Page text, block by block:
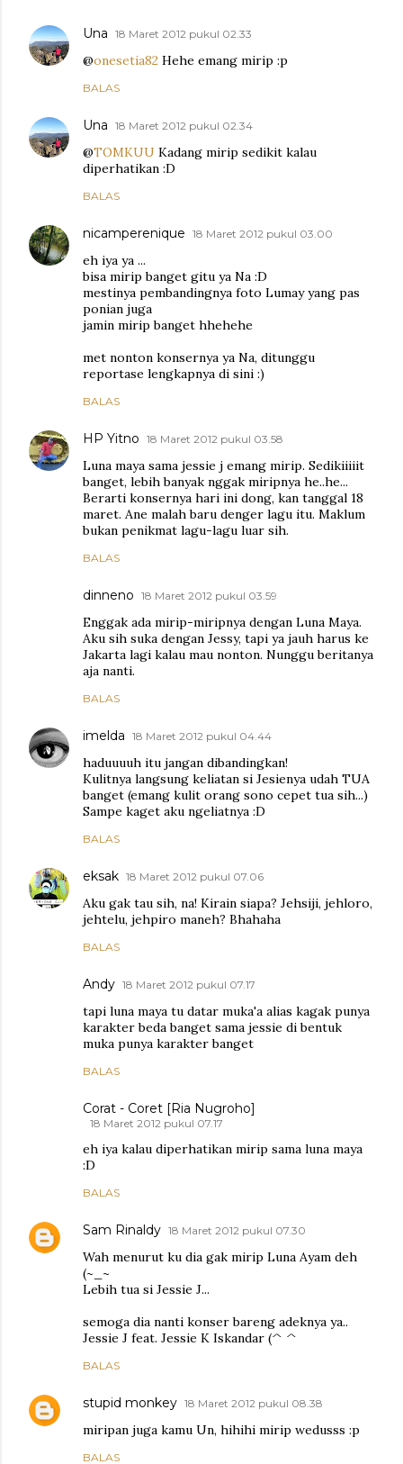
Una 18 Maret 2012 pukul 02.33
@onesetia82 Hehe emang mirip :p
BALAS
Una 18 Maret 2012 pukul 02.34
@TOMKUU Kadang mirip sedikit kalau
diperhatikan :D
BALAS
nicamperenique 18 Maret 2012 pukul 03.00
eh iya ya ...
bisa mirip banget gitu ya Na :D
mestinya pembandingnya foto Lumay yang pas
ponian juga
jamin mirip banget hhehehe
met nonton konsernya ya Na, ditunggu
reportase lengkapnya di sini :)
BALAS
HP Yitno 18 Maret 2012 pukul 03.58
Luna maya sama jessie j emang mirip. Sedikiiiiit
banget, lebih banyak nggak miripnya he..he...
Berarti konsernya hari ini dong, kan tanggal 18
maret. Ane malah baru denger lagu itu. Maklum
bukan penikmat lagu-lagu luar sih.
BALAS
dinneno 18 Maret 2012 pukul 03.59
Enggak ada mirip-miripnya dengan Luna Maya.
Aku sih suka dengan Jessy, tapi ya jauh harus ke
Jakarta lagi kalau mau nonton. Nunggu beritanya
aja nanti.
BALAS
imelda 18 Maret 2012 pukul 04.44
haduuuuh itu jangan dibandingkan!
Kulitnya langsung keliatan si Jesienya udah TUA
banget (emang kulit orang sono cepet tua sih...)
Sampe kaget aku ngeliatnya :D
BALAS
eksak 18 Maret 2012 pukul 07.06
Aku gak tau sih, na! Kirain siapa? Jehsiji, jehloro,
jehtelu, jehpiro maneh? Bhahaha
BALAS
Andy 18 Maret 2012 pukul 07.17
tapi luna maya tu datar muka'a alias kagak punya
karakter beda banget sama jessie di bentuk
muka punya karakter banget
BALAS
Corat - Coret [Ria Nugroho]
18 Maret 2012 pukul 07.17
eh iya kalau diperhatikan mirip sama luna maya
:D
BALAS
Sam Rinaldy 18 Maret 2012 pukul 07.30
Wah menurut ku dia gak mirip Luna Ayam deh
(~_~
Lebih tua si Jessie J...
semoga dia nanti konser bareng adeknya ya..
Jessie J feat. Jessie K Iskandar (^ ^
BALAS
stupid monkey 18 Maret 2012 pukul 08.38
miripan juga kamu Un, hihihi mirip wedusss :p
BALAS